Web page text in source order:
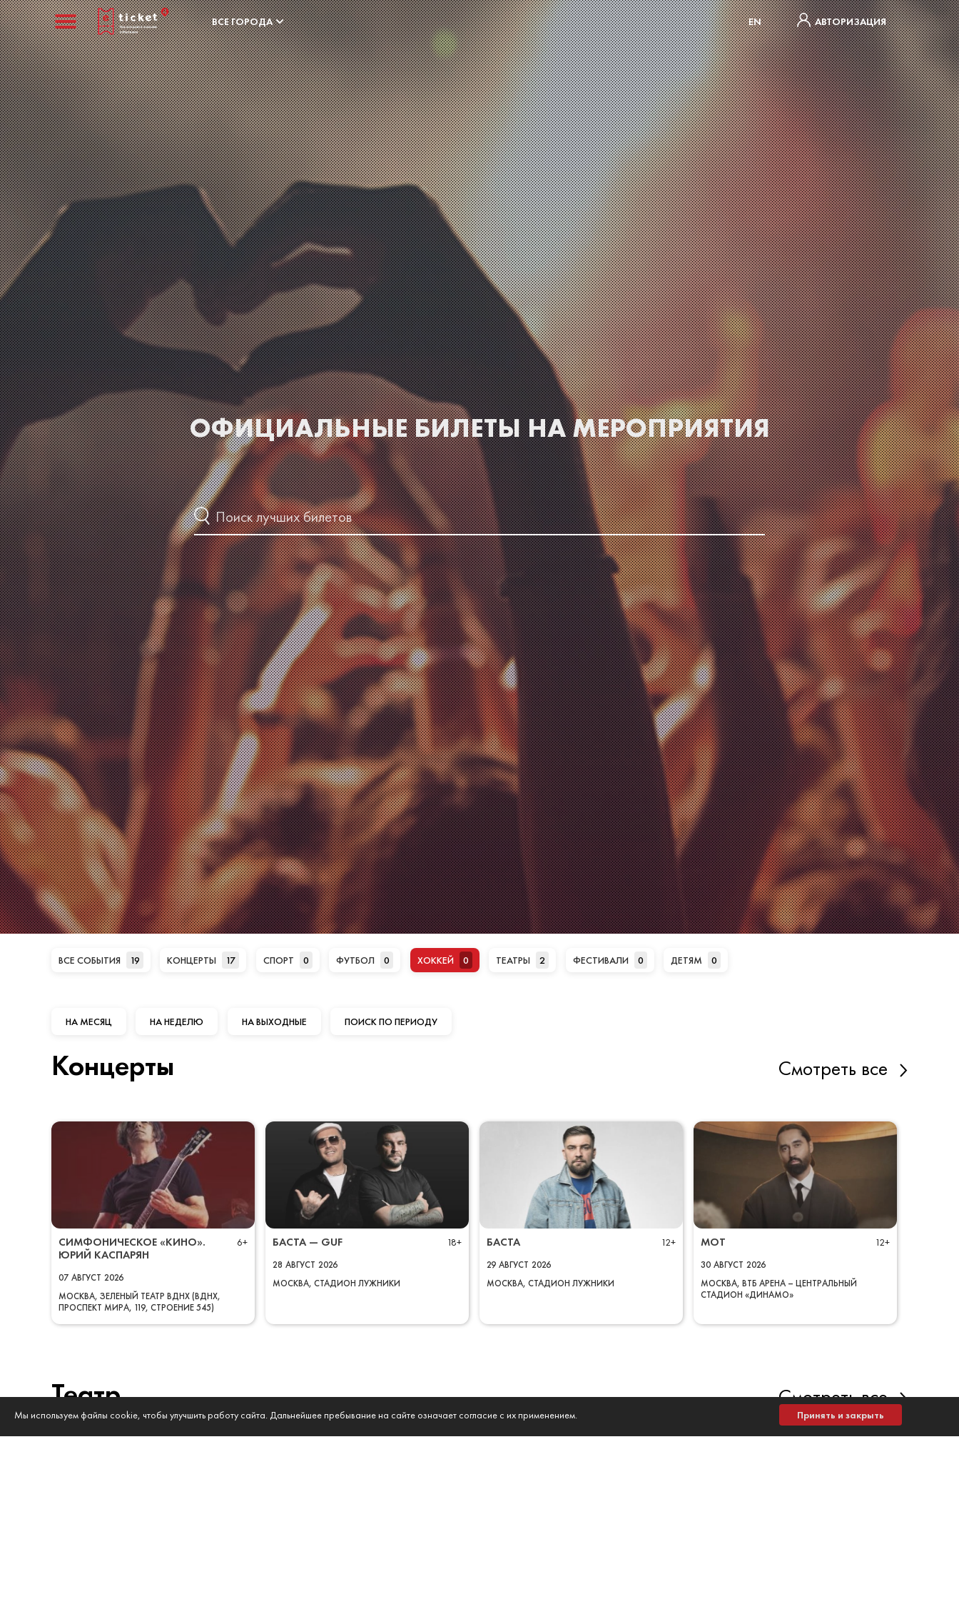
ВСЕ ГОРОДА EN АВТОРИЗАЦИЯ
ОФИЦИАЛЬНЫЕ БИЛЕТЫ НА МЕРОПРИЯТИЯ
Поиск лучших билетов
ВСЕ СОБЫТИЯ 19 КОНЦЕРТЫ 17 СПОРТ 0 ФУТБОЛ 0 ХОККЕЙ 0 ТЕАТРЫ 2 ФЕСТИВАЛИ 0 ДЕТЯМ 0
НА МЕСЯЦ НА НЕДЕЛЮ НА ВЫХОДНЫЕ ПОИСК ПО ПЕРИОДУ
Концерты Смотреть все
СИМФОНИЧЕСКОЕ «КИНО».
ЮРИЙ КАСПАРЯН
6+
07 АВГУСТ 2026
МОСКВА ЗЕЛЕНЫЙ ТЕАТР ВДНХ (ВДНХ,
ПРОСПЕКТ МИРА, 119, СТРОЕНИЕ 545)
БАСТА — GUF 18+
28 АВГУСТ 2026
МОСКВА СТАДИОН ЛУЖНИКИ
БАСТА 12+
29 АВГУСТ 2026
МОСКВА СТАДИОН ЛУЖНИКИ
МОТ 12+
30 АВГУСТ 2026
МОСКВА ВТБ АРЕНА – ЦЕНТРАЛЬНЫЙ
СТАДИОН «ДИНАМО»
Театр Смотреть все
Мы используем файлы cookie, чтобы улучшить работу сайта. Дальнейшее пребывание на сайте означает согласие с их применением. Принять и закрыть